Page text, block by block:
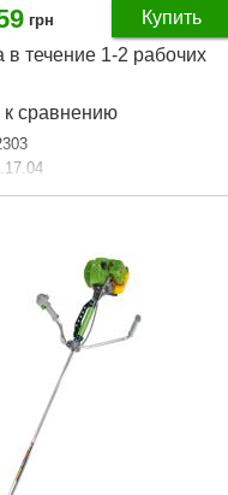
грн
Купить
в течение 1-2 рабочих
к сравнению
Подробнее...